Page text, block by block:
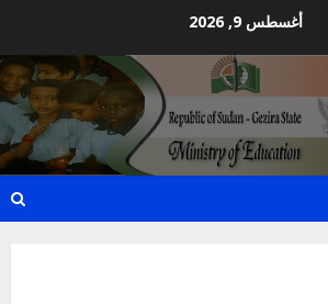
أغسطس 9, 2026